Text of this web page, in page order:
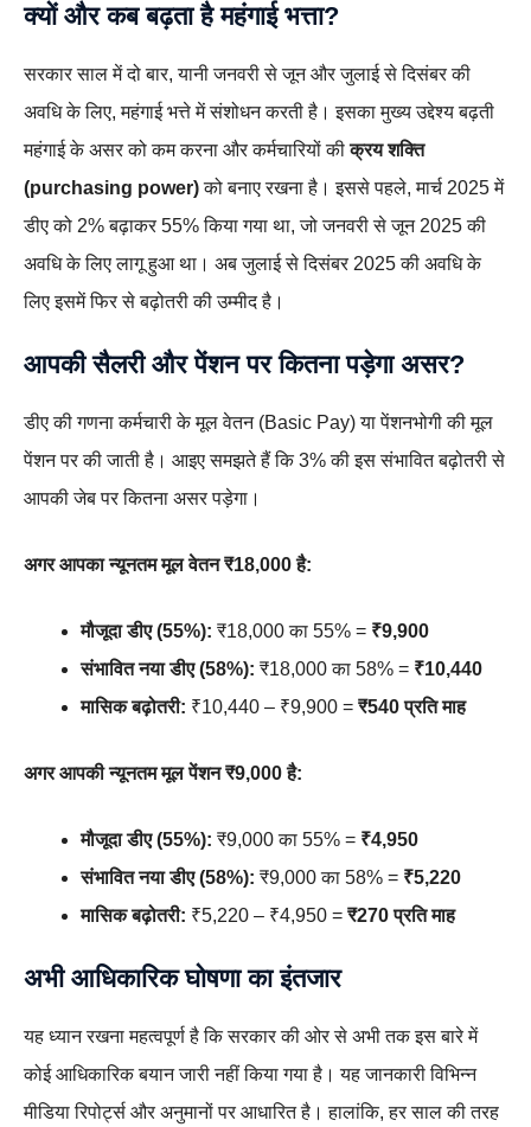
क्यों और कब बढ़ता है महंगाई भत्ता?
सरकार साल में दो बार, यानी जनवरी से जून और जुलाई से दिसंबर की
अवधि के लिए, महंगाई भत्ते में संशोधन करती है। इसका मुख्य उद्देश्य बढ़ती
महंगाई के असर को कम करना और कर्मचारियों कीक्रय शक्ति
(purchasing power)को बनाए रखना है। इससे पहले, मार्च 2025 में
डीए को 2% बढ़ाकर 55% किया गया था, जो जनवरी से जून 2025 की
अवधि के लिए लागू हुआ था। अब जुलाई से दिसंबर 2025 की अवधि के
लिए इसमें फिर से बढ़ोतरी की उम्मीद है।
आपकी सैलरी और पेंशन पर कितना पड़ेगा असर?
डीए की गणना कर्मचारी के मूल वेतन (Basic Pay) या पेंशनभोगी की मूल
पेंशन पर की जाती है। आइए समझते हैं कि 3% की इस संभावित बढ़ोतरी से
आपकी जेब पर कितना असर पड़ेगा।
अगर आपका न्यूनतम मूल वेतन ₹18,000 है:
मौजूदा डीए (55%): ₹18,000 का 55% = ₹9,900
संभावित नया डीए (58%): ₹18,000 का 58% = ₹10,440
मासिक बढ़ोतरी: ₹10,440 – ₹9,900 = ₹540 प्रति माह
अगर आपकी न्यूनतम मूल पेंशन ₹9,000 है:
मौजूदा डीए (55%): ₹9,000 का 55% = ₹4,950
संभावित नया डीए (58%): ₹9,000 का 58% = ₹5,220
मासिक बढ़ोतरी: ₹5,220 – ₹4,950 = ₹270 प्रति माह
अभी आधिकारिक घोषणा का इंतजार
यह ध्यान रखना महत्वपूर्ण है कि सरकार की ओर से अभी तक इस बारे में
कोई आधिकारिक बयान जारी नहीं किया गया है। यह जानकारी विभिन्न
मीडिया रिपोर्ट्स और अनुमानों पर आधारित है। हालांकि, हर साल की तरह